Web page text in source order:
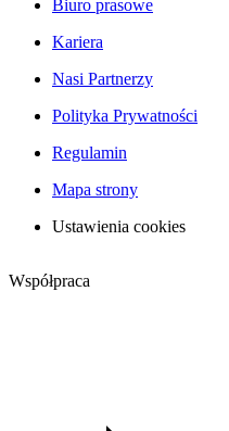
Biuro prasowe
Kariera
Nasi Partnerzy
Polityka Prywatności
Regulamin
Mapa strony
Ustawienia cookies
Współpraca